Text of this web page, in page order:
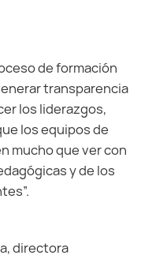
de formación
transparencia
los liderazgos,
los equipos de
mucho que ver con
y de los
directora